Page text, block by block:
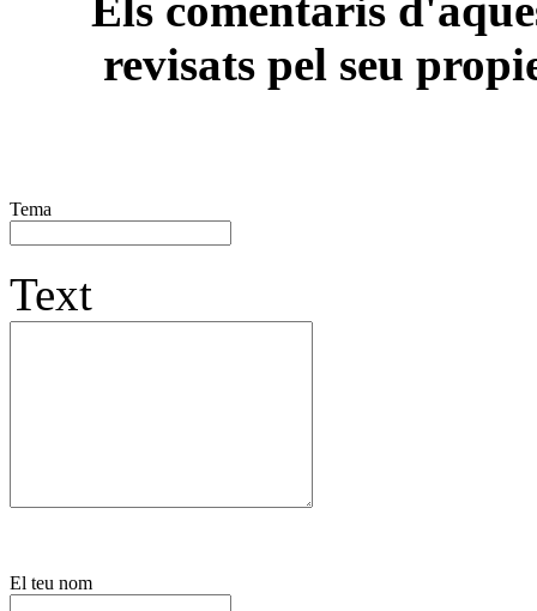
revisats pel seu
Tema
Text
El teu nom